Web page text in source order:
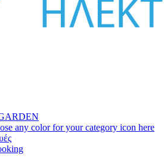
any color for your category icon here